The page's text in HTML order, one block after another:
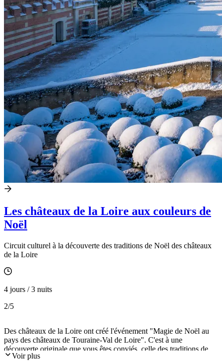
Les châteaux de la Loire aux couleurs de
Noël
Circuit culturel à la découverte des traditions de Noël des châteaux
de la Loire
4 jours / 3 nuits
2/5
Des châteaux de la Loire ont créé l'événement "Magie de Noël au
pays des châteaux de Touraine-Val de Loire". C'est à une
découverte originale que vous êtes conviés, celle des traditions de
Noël aux châteaux de Chinon, Villandry, Langeais, Azay-le-Rideau,
Voir plus